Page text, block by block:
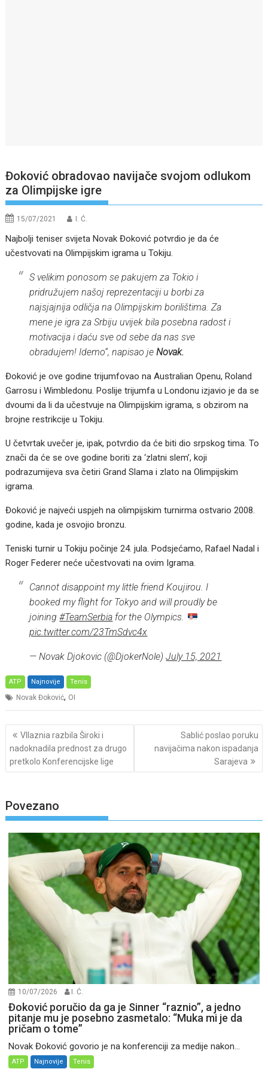
Đoković obradovao navijače svojom odlukom
za Olimpijske igre
15/07/2021 I. Ć.
Najbolji teniser svijeta Novak Đoković potvrdio je da će
učestvovati na Olimpijskim igrama u Tokiju.
S velikim ponosom se pakujem za Tokio i
pridružujem našoj reprezentaciji u borbi za
najsjajnija odličja na Olimpijskim borilištima. Za
mene je igra za Srbiju uvijek bila posebna radost i
motivacija i daću sve od sebe da nas sve
obradujem! Idemo“, napisao jeNovak.
Đoković je ove godine trijumfovao na Australian Openu, Roland
Garrosu i Wimbledonu. Poslije trijumfa u Londonu izjavio je da se
dvoumi da li da učestvuje na Olimpijskim igrama, s obzirom na
brojne restrikcije u Tokiju.
U četvrtak uvečer je, ipak, potvrdio da će biti dio srpskog tima. To
znači da će se ove godine boriti za ‘zlatni slem’, koji
podrazumijeva sva četiri Grand Slama i zlato na Olimpijskim
igrama.
Đoković je najveći uspjeh na olimpijskim turnirma ostvario 2008.
godine, kada je osvojio bronzu.
Teniski turnir u Tokiju počinje 24. jula. Podsjećamo, Rafael Nadal i
Roger Federer neće učestvovati na ovim Igrama.
Cannot disappoint my little friend Koujirou. I
booked my flight for Tokyo and will proudly be
joining#TeamSerbia for the Olympics.
pic.twitter.com/23TmSdvc4x
— Novak Djokovic (@DjokerNole)July 15, 2021
ATP Najnovije Tenis
Novak Đoković, OI
Post
navigation
Vllaznia razbila Široki i
nadoknadila prednost za drugo
pretkolo Konferencijske lige
Sablić poslao poruku
navijačima nakon ispadanja
Sarajeva
Povezano
10/07/2026 I. Ć.
Đoković poručio da ga je Sinner “raznio”, a jedno
pitanje mu je posebno zasmetalo: “Muka mi je da
pričam o tome”
Novak Đoković govorio je na konferenciji za medije nakon...
ATP Najnovije Tenis